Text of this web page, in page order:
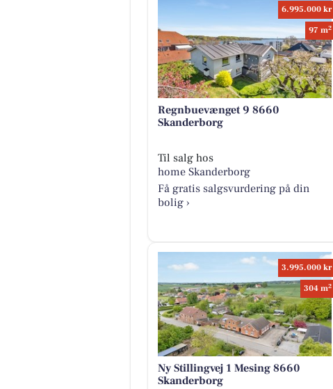
6.995.000 kr
97 m2
Regnbuevænget 9 8660
Skanderborg
Til salg hos
home Skanderborg
Få gratis salgsvurdering på din
bolig ›
3.995.000 kr
304 m2
Ny Stillingvej 1 Mesing 8660
Skanderborg
🌿 **Jeksen Dalvej 44, Bjertrup,
8362 Hørning** byder på en
sjældent smuk landejendom højt i
terrænet mellem Aarhus og
Skande...
Åbn opslaget